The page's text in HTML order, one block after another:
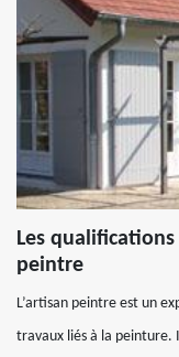
Les
peintre
L’artisan peintre est un
travaux liés à la peinture.